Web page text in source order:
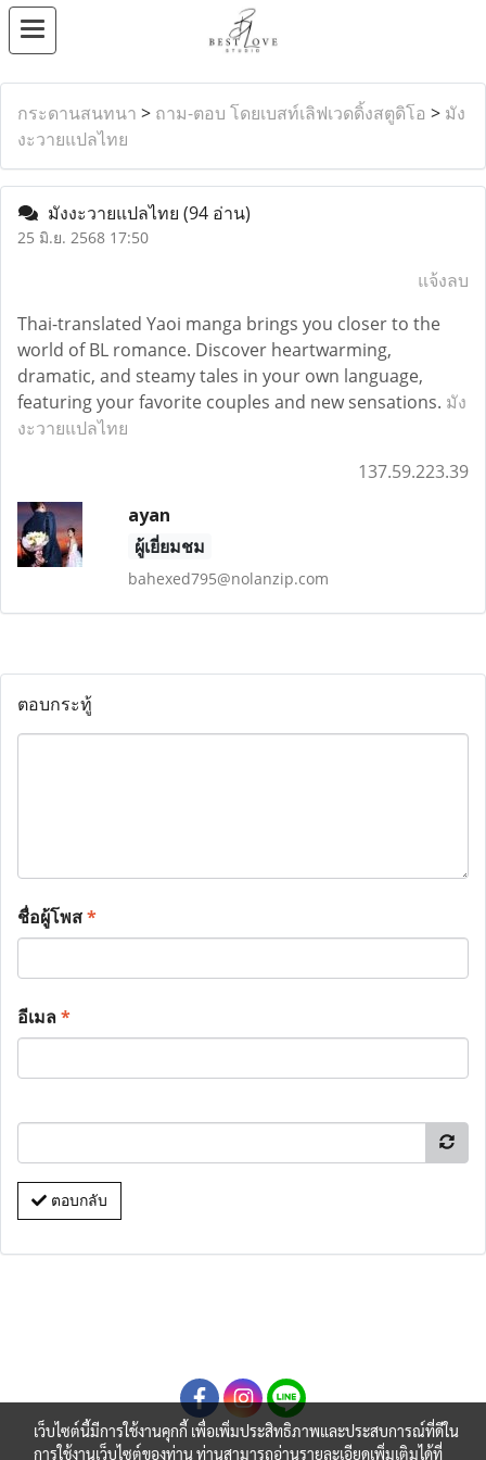
กระดานสนทนา > ถาม-ตอบ โดยเบสท์เลิฟเวดดิ้งสตูดิโอ > มัง
งะวายแปลไทย
มังงะวายแปลไทย (94 อ่าน)
25 มิ.ย. 2568 17:50
แจ้งลบ
Thai-translated Yaoi manga brings you closer to the
world of BL romance. Discover heartwarming,
dramatic, and steamy tales in your own language,
featuring your favorite couples and new sensations. มัง
งะวายแปลไทย
137.59.223.39
ayan
ผู้เยี่ยมชม
bahexed795@nolanzip.com
ตอบกระทู้
ชื่อผู้โพส*
อีเมล*
ตอบกลับ
เว็บไซต์นี้มีการใช้งานคุกกี้ เพื่อเพิ่มประสิทธิภาพและประสบการณ์ที่ดีใน
การใช้งานเว็บไซต์ของท่าน ท่านสามารถอ่านรายละเอียดเพิ่มเติมได้ที่